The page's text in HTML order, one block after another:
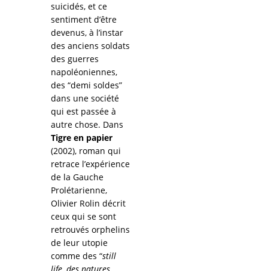
suicidés, et ce
sentiment d’être
devenus, à l’instar
des anciens soldats
des guerres
napoléoniennes,
des “demi soldes”
dans une société
qui est passée à
autre chose. Dans
Tigre en papier
(2002), roman qui
retrace l’expérience
de la Gauche
Prolétarienne,
Olivier Rolin décrit
ceux qui se sont
retrouvés orphelins
de leur utopie
comme des “still